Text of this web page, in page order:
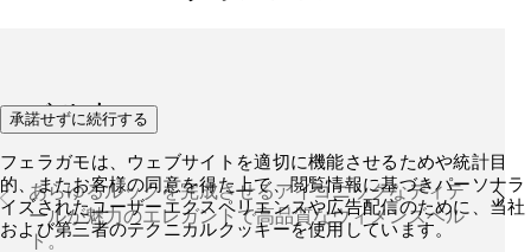
ベルト
あらゆるルックを完成させるアイコニックなディテ
ールが魅力のエレガントで高品質なウィメンズベル
ト。
承諾せずに続行する
フェラガモは、ウェブサイトを適切に機能させるためや統計目
的、またお客様の同意を得た上で、閲覧情報に基づきパーソナラ
イズされたユーザーエクスペリエンスや広告配信のために、当社
および第三者のテクニカルクッキーを使用しています。